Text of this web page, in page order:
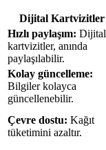
Dijital Kartvizitler
Hızlı paylaşım: Dijital
kartvizitler, anında
paylaşılabilir.
Kolay güncelleme:
Bilgiler kolayca
güncellenebilir.
Çevre dostu: Kağıt
tüketimini azaltır.